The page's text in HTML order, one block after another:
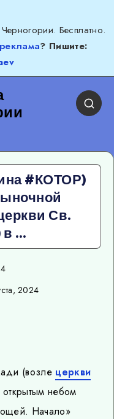
Бесплатно.
? Пишите:
#КОТОР)
Св.
в …
2024
(возле церкви
небом
Начало»